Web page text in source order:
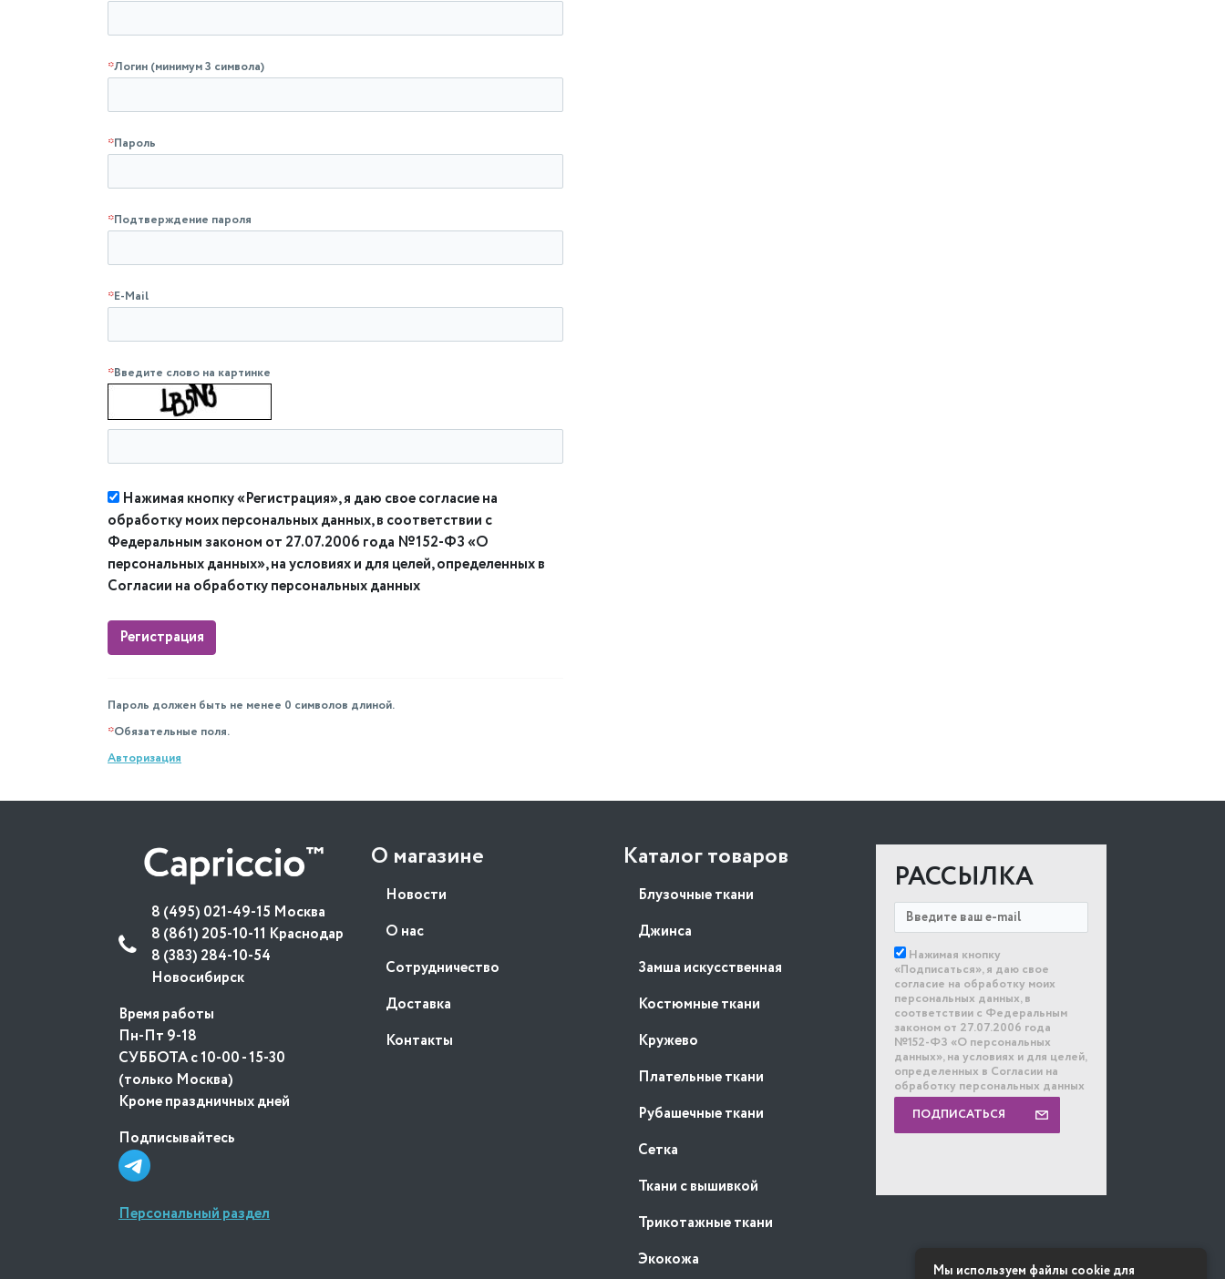
*Логин (минимум 3 символа)
*Пароль
*Подтверждение пароля
*E-Mail
*Введите слово на картинке
Нажимая кнопку «Регистрация», я даю свое согласие на
обработку моих персональных данных, в соответствии с
Федеральным законом от 27.07.2006 года №152-ФЗ «О
персональных данных», на условиях и для целей, определенных в
Согласии на обработку персональных данных
Пароль должен быть не менее 0 символов длиной.
*Обязательные поля.
Авторизация
О магазине
Новости
О нас
Сотрудничество
Доставка
Контакты
Каталог товаров
Блузочные ткани
Джинса
Замша искусственная
Костюмные ткани
Кружево
Плательные ткани
Рубашечные ткани
Сетка
Ткани с вышивкой
Трикотажные ткани
Экокожа
РАССЫЛКА
Нажимая кнопку
«Подписаться», я даю свое
согласие на обработку моих
персональных данных, в
соответствии с Федеральным
законом от 27.07.2006 года
№152-ФЗ «О персональных
данных», на условиях и для целей,
определенных в Согласии на
обработку персональных данных
ПОДПИСАТЬСЯ
8 (495) 021-49-15 Москва
8 (861) 205-10-11 Краснодар
8 (383) 284-10-54
Новосибирск
Время работы
Пн-Пт 9-18
СУББОТА с 10-00 - 15-30
(только Москва)
Кроме праздничных дней
Подписывайтесь
Персональный раздел
Мы используем файлы cookie для